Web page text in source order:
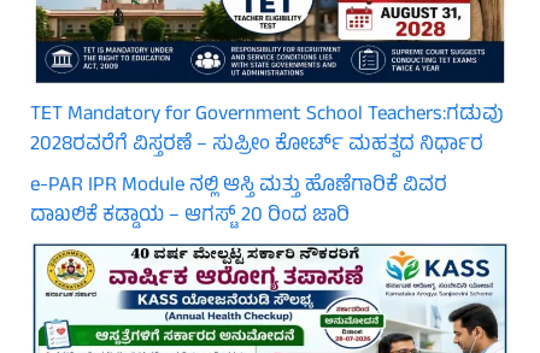
TET Mandatory for Government School Teachers:ಗಡುವು
2028ರವರೆಗೆ ವಿಸ್ತರಣೆ – ಸುಪ್ರೀಂ ಕೋರ್ಟ್ ಮಹತ್ವದ ನಿರ್ಧಾರ
e-PAR IPR Module ನಲ್ಲಿ ಆಸ್ತಿ ಮತ್ತು ಹೊಣೆಗಾರಿಕೆ ವಿವರ
ದಾಖಲಿಕೆ ಕಡ್ಡಾಯ – ಆಗಸ್ಟ್ 20 ರಿಂದ ಜಾರಿ